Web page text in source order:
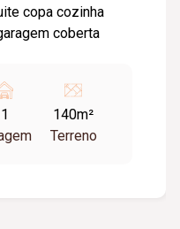
social lavanderia garagem coberta
1
140m²
Terreno